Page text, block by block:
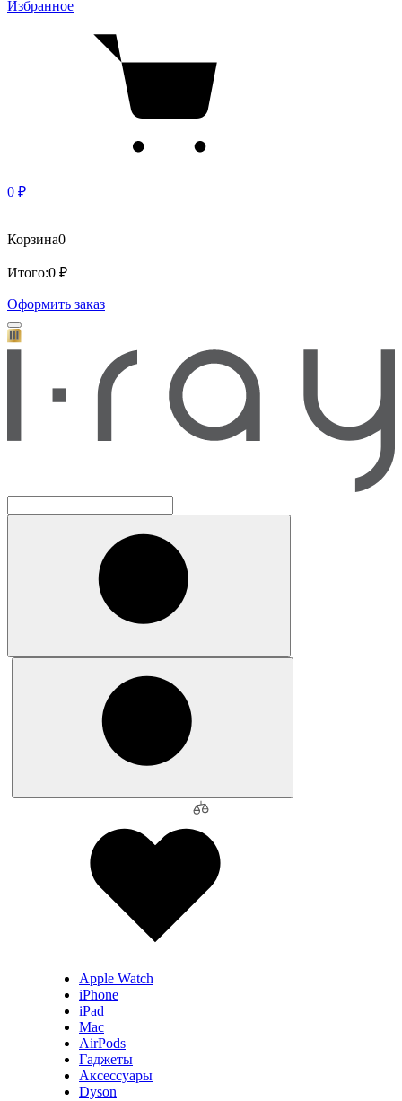
Избранное
0 ₽
Корзина0
Итого:0 ₽
Оформить заказ
Apple Watch
iPhone
iPad
Mac
AirPods
Гаджеты
Аксессуары
Dyson